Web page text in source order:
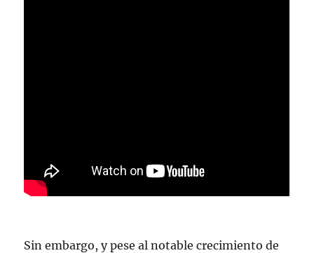
Sin embargo, y pese al notable crecimiento de